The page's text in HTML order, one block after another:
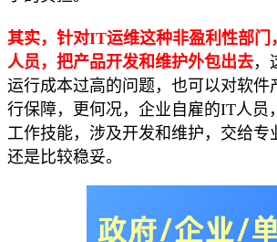
其实，针对IT运维这种非盈利性部门
人员，把产品开发和维护外包出去，
运行成本过高的问题，也可以对软件
行保障，更何况，企业自雇的IT人员
工作技能，涉及开发和维护，交给专
还是比较稳妥。